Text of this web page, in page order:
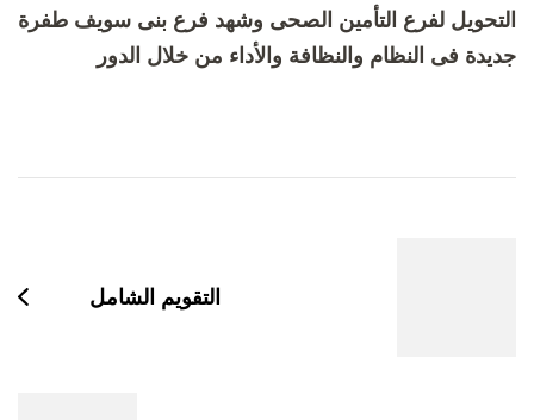
التحويل لفرع التأمين الصحى وشهد فرع بنى سويف طفرة
جديدة فى النظام والنظافة والأداء من خلال الدور
التقويم الشامل